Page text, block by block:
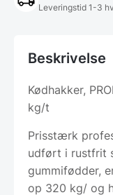
Leveringstid 1-3
Beskrivelse
Kødhakker,
kg/t
Prisstærk
udført i rustfrit
gummifødder,
op 320 kg/ og